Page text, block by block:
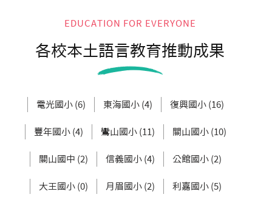
EDUCATION FOR EVERYONE
各校本土語言教育推動成果
電光國小 (6) 東海國小 (4) 復興國小 (16)
豐年國小 (4) 鸞山國小 (11) 關山國小 (10)
關山國中 (2) 信義國小 (4) 公館國小 (2)
大王國小 (0) 月眉國小 (2) 利嘉國小 (5)